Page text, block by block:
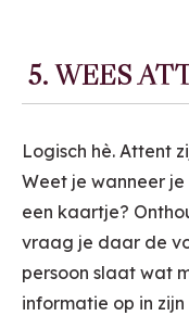
5. WEES
Logisch hè. Attent
Weet je wanneer
een kaartje?
vraag je daar de
persoon slaat wat
informatie op in